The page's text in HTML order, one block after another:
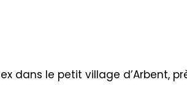
dans le petit village d’Arbent,